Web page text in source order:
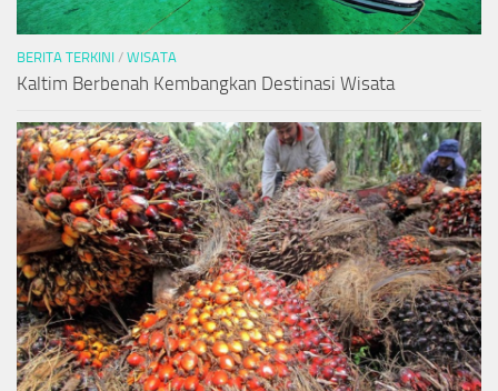
BERITA TERKINI / WISATA
Kaltim Berbenah Kembangkan Destinasi Wisata